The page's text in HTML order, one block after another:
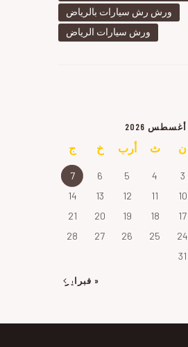
ورش رش سيارات بالرياض
ورش سيارات الرياض
أغسطس 2026
ن ث أرب خ ج
3
4
5
6
7
10
11
12
13
14
17
18
19
20
21
24
25
26
27
28
31
« فبراير